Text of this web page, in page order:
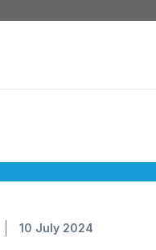
10 July 2024